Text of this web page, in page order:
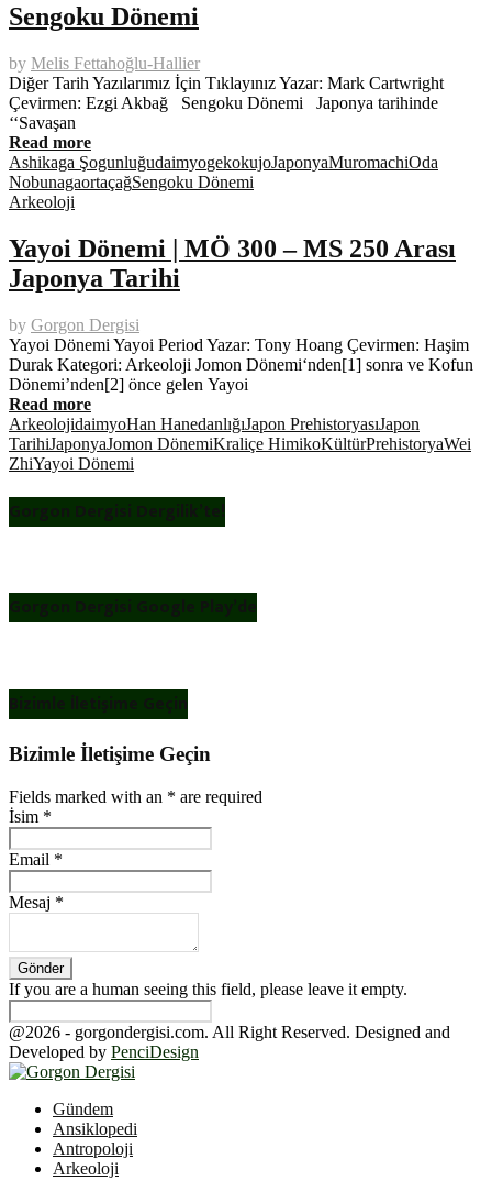
Sengoku Dönemi
by Melis Fettahoğlu-Hallier
Diğer Tarih Yazılarımız İçin Tıklayınız Yazar: Mark Cartwright
Çevirmen: Ezgi Akbağ Sengoku Dönemi Japonya tarihinde
‘‘Savaşan
Read more
Ashikaga ŞogunluğudaimyogekokujoJaponyaMuromachiOda
NobunagaortaçağSengoku Dönemi
Arkeoloji
Yayoi Dönemi | MÖ 300 – MS 250 Arası
Japonya Tarihi
by Gorgon Dergisi
Yayoi Dönemi Yayoi Period Yazar: Tony Hoang Çevirmen: Haşim
Durak Kategori: Arkeoloji Jomon Dönemi‘nden[1] sonra ve Kofun
Dönemi’nden[2] önce gelen Yayoi
Read more
ArkeolojidaimyoHan HanedanlığıJapon PrehistoryasıJapon
TarihiJaponyaJomon DönemiKraliçe HimikoKültürPrehistoryaWei
ZhiYayoi Dönemi
Gorgon Dergisi Dergilik’te!
Gorgon Dergisi Google Play’de
Bizimle İletişime Geçin
Bizimle İletişime Geçin
Fields marked with an * are required
İsim *
Email *
Mesaj *
If you are a human seeing this field, please leave it empty.
@2026 - gorgondergisi.com. All Right Reserved. Designed and
Developed by PenciDesign
Gündem
Ansiklopedi
Antropoloji
Arkeoloji